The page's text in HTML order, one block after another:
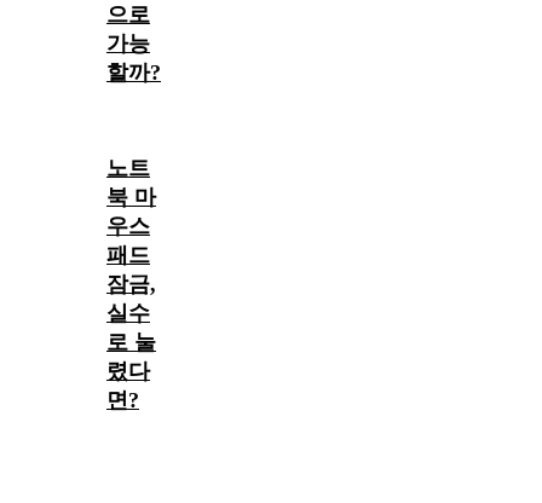
으로
가능
할까?
노트
북 마
우스
패드
잠금,
실수
로 눌
렸다
면?